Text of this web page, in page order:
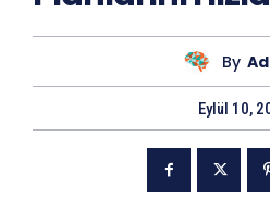
By
Eylül 10,